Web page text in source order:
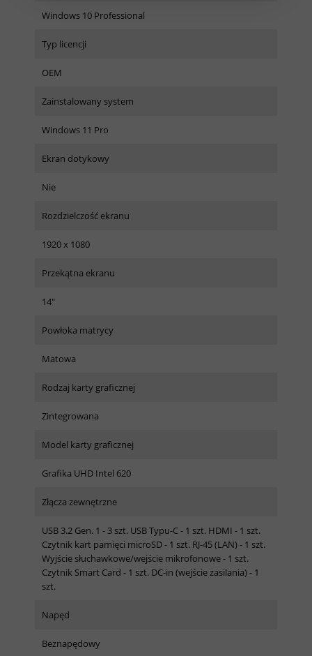
Windows 10 Professional
Typ licencji
OEM
Zainstalowany system
Windows 11 Pro
Ekran dotykowy
Nie
Rozdzielczość ekranu
1920 x 1080
Przekątna ekranu
14"
Powłoka matrycy
Matowa
Rodzaj karty graficznej
Zintegrowana
Model karty graficznej
Grafika UHD Intel 620
Złącza zewnętrzne
USB 3.2 Gen. 1 - 3 szt. USB Typu-C - 1 szt. HDMI - 1 szt.
Czytnik kart pamięci microSD - 1 szt. RJ-45 (LAN) - 1 szt.
Wyjście słuchawkowe/wejście mikrofonowe - 1 szt.
Czytnik Smart Card - 1 szt. DC-in (wejście zasilania) - 1
szt.
Napęd
Beznapędowy